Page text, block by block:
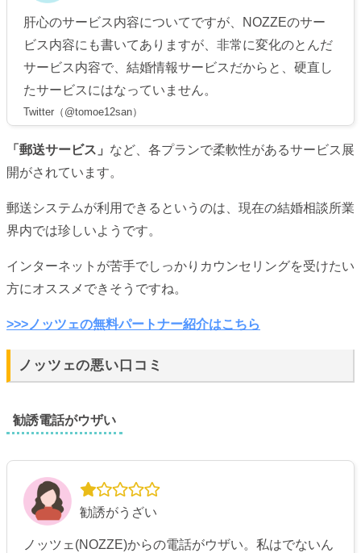
肝心のサービス内容についてですが、NOZZEのサー
ビス内容にも書いてありますが、非常に変化のとんだ
サービス内容で、結婚情報サービスだからと、硬直し
たサービスにはなっていません。
Twitter（@tomoe12san）
「郵送サービス」 など、各プランで柔軟性があるサービス展
開がされています。
郵送システムが利用できるというのは、現在の結婚相談所業
界内では珍しいようです。
インターネットが苦手でしっかりカウンセリングを受けたい
方にオススメできそうですね。
>>>ノッツェの無料パートナー紹介はこちら
ノッツェの悪い口コミ
勧誘電話がウザい
勧誘がうざい
ノッツェ(NOZZE)からの電話がウザい。私はでないん